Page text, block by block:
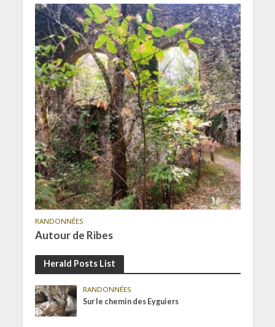
RANDONNÉES
Autour de Ribes
Herald Posts List
RANDONNÉES
Sur le chemin des Eyguiers